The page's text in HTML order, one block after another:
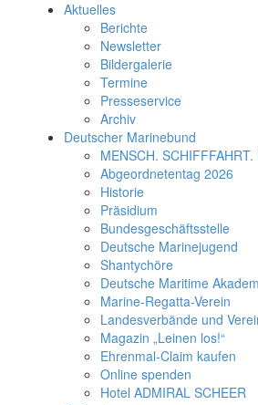
Aktuelles
Berichte
Newsletter
Bildergalerie
Termine
Presseservice
Archiv
Deutscher Marinebund
MENSCH. SCHIFFFAHRT.
Abgeordnetentag 2026
Historie
Präsidium
Bundesgeschäftsstelle
Deutsche Marinejugend
Shantychöre
Deutsche Maritime
Marine-Regatta-Verein
Landesverbände und
Magazin „Leinen los!“
Ehrenmal-Claim kaufen
Online spenden
Hotel ADMIRAL SCHEER